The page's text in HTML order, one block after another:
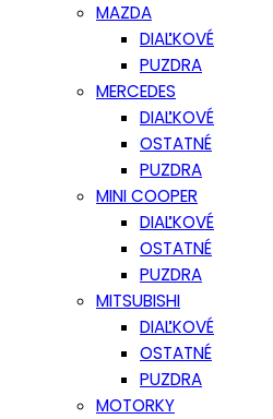
MAZDA
DIAĽKOVÉ
PUZDRA
MERCEDES
DIAĽKOVÉ
OSTATNÉ
PUZDRA
MINI COOPER
DIAĽKOVÉ
OSTATNÉ
PUZDRA
MITSUBISHI
DIAĽKOVÉ
OSTATNÉ
PUZDRA
MOTORKY